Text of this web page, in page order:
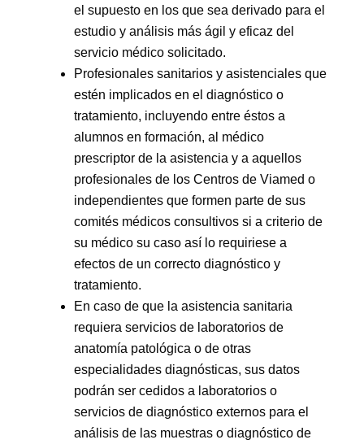
el supuesto en los que sea derivado para el
estudio y análisis más ágil y eficaz del
servicio médico solicitado.
Profesionales sanitarios y asistenciales que
estén implicados en el diagnóstico o
tratamiento, incluyendo entre éstos a
alumnos en formación, al médico
prescriptor de la asistencia y a aquellos
profesionales de los Centros de Viamed o
independientes que formen parte de sus
comités médicos consultivos si a criterio de
su médico su caso así lo requiriese a
efectos de un correcto diagnóstico y
tratamiento.
En caso de que la asistencia sanitaria
requiera servicios de laboratorios de
anatomía patológica o de otras
especialidades diagnósticas, sus datos
podrán ser cedidos a laboratorios o
servicios de diagnóstico externos para el
análisis de las muestras o diagnóstico de